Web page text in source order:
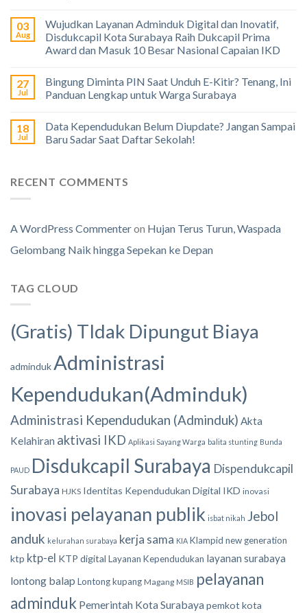
03
Aug
Wujudkan Layanan Adminduk Digital dan Inovatif,
Disdukcapil Kota Surabaya Raih Dukcapil Prima
Award dan Masuk 10 Besar Nasional Capaian IKD
27
Jul
Bingung Diminta PIN Saat Unduh E-Kitir? Tenang, Ini
Panduan Lengkap untuk Warga Surabaya
18
Jul
Data Kependudukan Belum Diupdate? Jangan Sampai
Baru Sadar Saat Daftar Sekolah!
RECENT COMMENTS
A WordPress Commenteron Hujan Terus Turun, Waspada
Gelombang Naik hingga Sepekan ke Depan
TAG CLOUD
(Gratis) TIdak Dipungut Biaya
admindukAdministrasi
Kependudukan(Adminduk)
Administrasi Kependudukan (Adminduk) Akta
Kelahiran aktivasi IKD Aplikasi Sayang Warga balita stunting Bunda
PAUD Disdukcapil Surabaya Dispendukcapil
Surabaya HJKS Identitas Kependudukan Digital IKD inovasi
inovasi pelayanan publik isbat nikah Jebol
anduk kelurahan surabaya kerja sama KIA Klampid new generation
ktp ktp-el KTP digital Layanan Kependudukan layanan surabaya
lontong balap Lontong kupang Magang MSIB pelayanan
adminduk Pemerintah Kota Surabaya pemkot kota